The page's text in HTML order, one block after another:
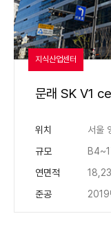
지식산업센터
문래 SK V1
위치
서울
규모
연면적
준공
2019